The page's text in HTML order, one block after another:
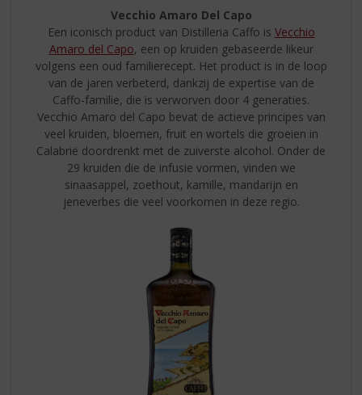
Vecchio Amaro Del Capo
Een iconisch product van Distilleria Caffo is Vecchio
Amaro del Capo, een op kruiden gebaseerde likeur
volgens een oud familierecept. Het product is in de loop
van de jaren verbeterd, dankzij de expertise van de
Caffo-familie, die is verworven door 4 generaties.
Vecchio Amaro del Capo bevat de actieve principes van
veel kruiden, bloemen, fruit en wortels die groeien in
Calabrië doordrenkt met de zuiverste alcohol. Onder de
29 kruiden die de infusie vormen, vinden we
sinaasappel, zoethout, kamille, mandarijn en
jeneverbes die veel voorkomen in deze regio.